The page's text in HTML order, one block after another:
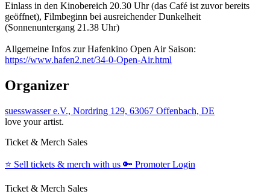
Einlass in den Kinobereich 20.30 Uhr (das Café ist zuvor bereits
geöffnet), Filmbeginn bei ausreichender Dunkelheit
(Sonnenuntergang 21.38 Uhr)
Allgemeine Infos zur Hafenkino Open Air Saison:
https://www.hafen2.net/34-0-Open-Air.html
Organizer
suesswasser e.V., Nordring 129, 63067 Offenbach, DE
love your artist.
Ticket & Merch Sales
⭐️ Sell tickets & merch with us 🔑 Promoter Login
Ticket & Merch Sales